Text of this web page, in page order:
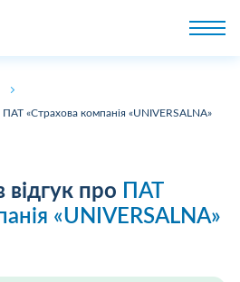
«Страхова компанія «UNIVERSALNA»
про
ПАТ
«UNIVERSALNA»